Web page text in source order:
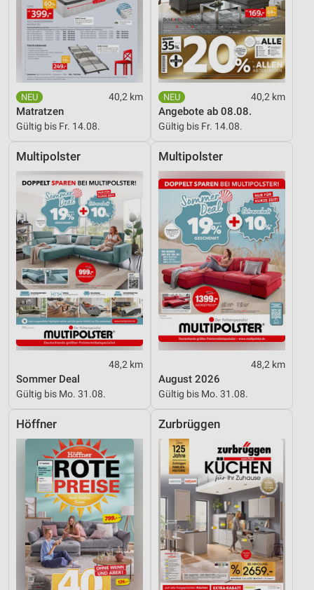
40,2 km
Matratzen
Gültig bis Fr. 14.08.
40,2 km
Angebote ab 08.08.
Gültig bis Fr. 14.08.
Multipolster
48,2 km
Sommer Deal
Gültig bis Mo. 31.08.
Multipolster
48,2 km
August 2026
Gültig bis Mo. 31.08.
Höffner Zurbrüggen